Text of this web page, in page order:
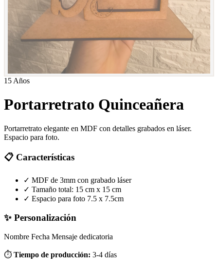
15 Años
Portarretrato Quinceañera
Portarretrato elegante en MDF con detalles grabados en láser.
Espacio para foto.
📋 Características
✓ MDF de 3mm con grabado láser
✓ Tamaño total: 15 cm x 15 cm
✓ Espacio para foto 7.5 x 7.5cm
✨ Personalización
Nombre Fecha Mensaje dedicatoria
⏱️ Tiempo de producción: 3-4 días